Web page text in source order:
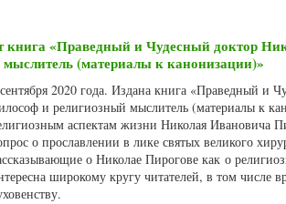
книга «Праведный и Чудесный доктор
(материалы к канонизации)»
2020 года. Издана книга «Праведный и
и религиозный мыслитель (материалы к
аспектам жизни Николая Ивановича
о прославлении в лике святых великого
о Николае Пирогове как о
широкому кругу читателей, в том числе